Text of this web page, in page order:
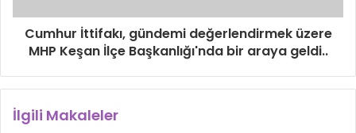
Cumhur İttifakı, gündemi değerlendirmek üzere
MHP Keşan İlçe Başkanlığı'nda bir araya geldi..
İlgili Makaleler